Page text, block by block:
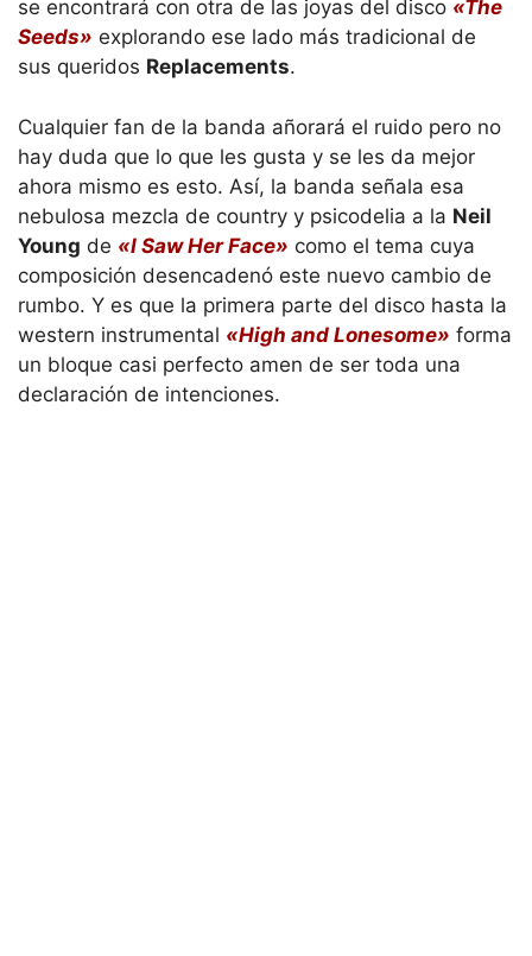
se encontrará con otra de las joyas del disco «The
Seeds» explorando ese lado más tradicional de
sus queridos Replacements.
Cualquier fan de la banda añorará el ruido pero no
hay duda que lo que les gusta y se les da mejor
ahora mismo es esto. Así, la banda señala esa
nebulosa mezcla de country y psicodelia a la Neil
Young de «I Saw Her Face» como el tema cuya
composición desencadenó este nuevo cambio de
rumbo. Y es que la primera parte del disco hasta la
western instrumental «High and Lonesome» forma
un bloque casi perfecto amen de ser toda una
declaración de intenciones.